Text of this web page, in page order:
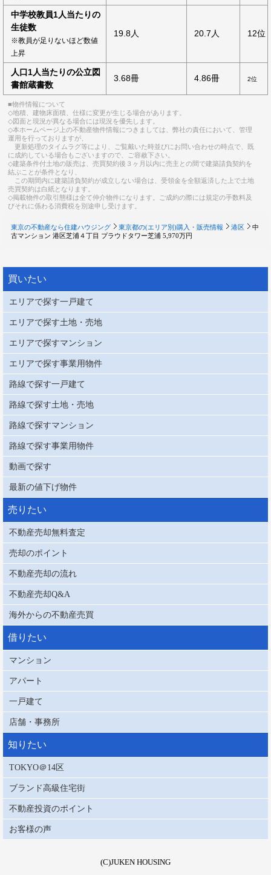
中学校教員1人当たりの
生徒数
※教員が足りないほど数値
上昇
19.8人 20.7人 12位
人口1人当たりの公立図
書館蔵書数
3.68冊 4.86冊 2位
■物件情報について
◇地積、建物床面積、仕様に変更が生じる場合があります。
◇図面と現況が異なる場合には現況を優先します。
◇本ホームページ上の不動産物件情報につきましては、弊社の責任において、管理
運用を行っておりますが、
更新処理のタイムラグ等により、ご覧戴いた時並びにお問い合わせの時点で、既
に成約している場合もございますので、ご容赦下さい。
◇建築条件付土地の販売は、売買契約後３ヶ月以内に売主との間で建築請負契約を
結ぶことが条件となり、
この期間内に建築請負契約が成立しない場合は、受領金を全額返済した上で土地
売買契約は白紙となります。
◇掲載物件の取引態様は全て仲介物件になります。ご成約の際には規定の手数料及
びそれに係わる消費税を別途申し受けます。
東京の不動産なら住建ハウジング 東京都の(エリア別)購入・販売情報 港区
中
古マンション 港区芝浦４丁目 プラウドタワー芝浦 5,970万円
買いたい
エリアで探す一戸建て
エリアで探す土地・売地
エリアで探すマンション
エリアで探す事業用物件
路線で探す一戸建て
路線で探す土地・売地
路線で探すマンション
路線で探す事業用物件
動画で探す
最新の値下げ物件
売りたい
不動産売却無料査定
売却のポイント
不動産売却の流れ
不動産売却Q&A
海外からの不動産売買
借りたい
マンション
アパート
一戸建て
店舗・事務所
知りたい
TOKYO＠14区
ブランド高級住宅街
不動産投資のポイント
お客様の声
(C)JUKEN HOUSING